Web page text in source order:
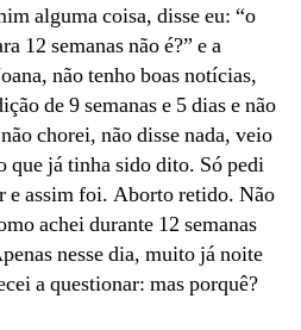
alguma coisa, disse eu: “o
12 semanas não é?” e a
não tenho boas notícias,
de 9 semanas e 5 dias e não
chorei, não disse nada, veio
que já tinha sido dito. Só pedi
e assim foi. Aborto retido. Não
achei durante 12 semanas
nesse dia, muito já noite
a questionar: mas porquê?